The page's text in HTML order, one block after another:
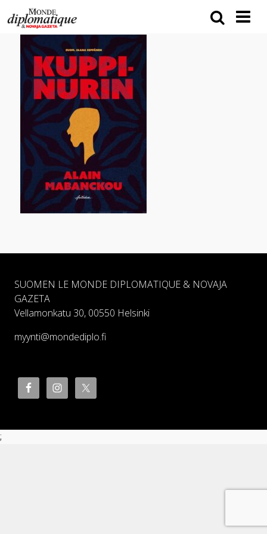
SUOMEN LE MONDE DIPLOMATIQUE & NOVAJA
GAZETA
Vellamonkatu 30, 00550 Helsinki
myynti@mondediplo.fi
;